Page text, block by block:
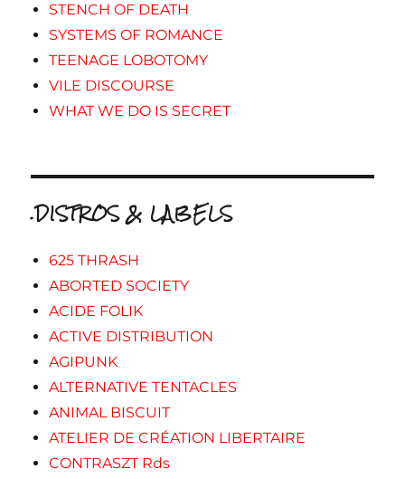
STENCH OF DEATH
SYSTEMS OF ROMANCE
TEENAGE LOBOTOMY
VILE DISCOURSE
WHAT WE DO IS SECRET
.DISTROS & LABELS
625 THRASH
ABORTED SOCIETY
ACIDE FOLIK
ACTIVE DISTRIBUTION
AGIPUNK
ALTERNATIVE TENTACLES
ANIMAL BISCUIT
ATELIER DE CRÉATION LIBERTAIRE
CONTRASZT Rds